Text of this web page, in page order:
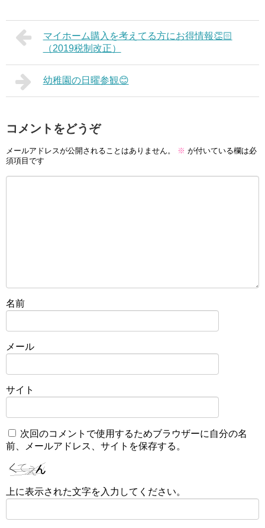
マイホーム購入を考えてる方にお得情報👏🏻
（2019税制改正）
幼稚園の日曜参観😊
コメントをどうぞ
メールアドレスが公開されることはありません。 ※ が付いている欄は必
須項目です
名前
メール
サイト
次回のコメントで使用するためブラウザーに自分の名
前、メールアドレス、サイトを保存する。
上に表示された文字を入力してください。